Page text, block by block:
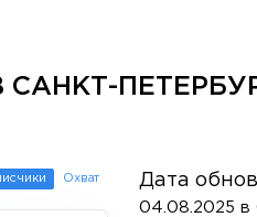
Охват Дата
04.08.2025 в